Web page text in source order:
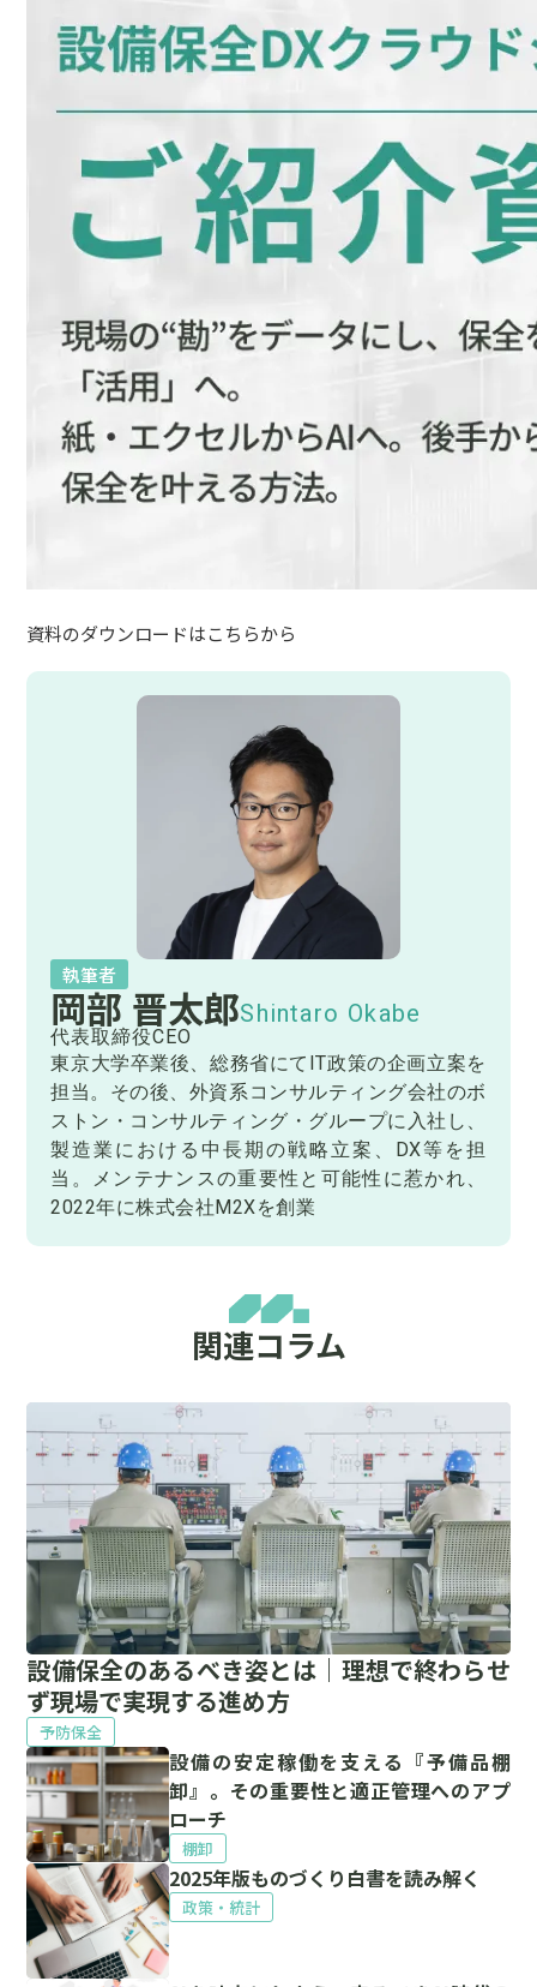
資料のダウンロードはこちらから
執筆者
岡部 晋太郎Shintaro Okabe
代表取締役CEO
東京大学卒業後、総務省にてIT政策の企画立案を
担当。その後、外資系コンサルティング会社のボ
ストン・コンサルティング・グループに入社し、
製造業における中長期の戦略立案、DX等を担
当。メンテナンスの重要性と可能性に惹かれ、
2022年に株式会社M2Xを創業
関連コラム
設備保全のあるべき姿とは｜理想で終わらせ
ず現場で実現する進め方
予防保全
設備の安定稼働を支える『予備品棚
卸』。その重要性と適正管理へのアプ
ローチ
棚卸
2025年版ものづくり白書を読み解く
政策・統計